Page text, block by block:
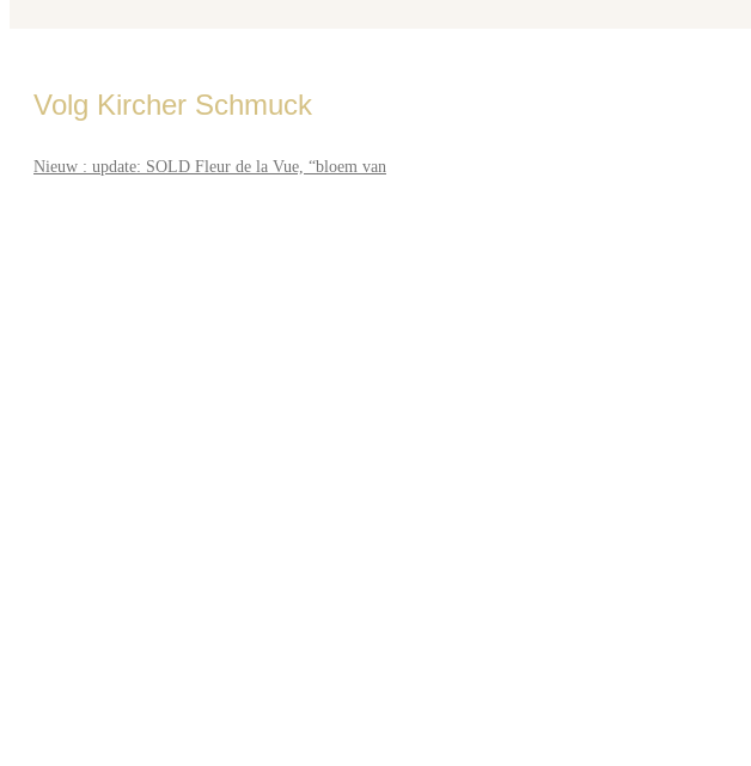
Volg Kircher Schmuck
Nieuw : update: SOLD Fleur de la Vue, “bloem van